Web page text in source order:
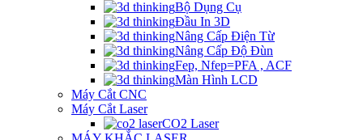
Bộ Dụng Cụ
Đầu In 3D
Nâng Cấp Điện Từ
Nâng Cấp Độ Đùn
Fep, Nfep=PFA , ACF
Màn Hình LCD
Máy Cắt CNC
Máy Cắt Laser
CO2 Laser